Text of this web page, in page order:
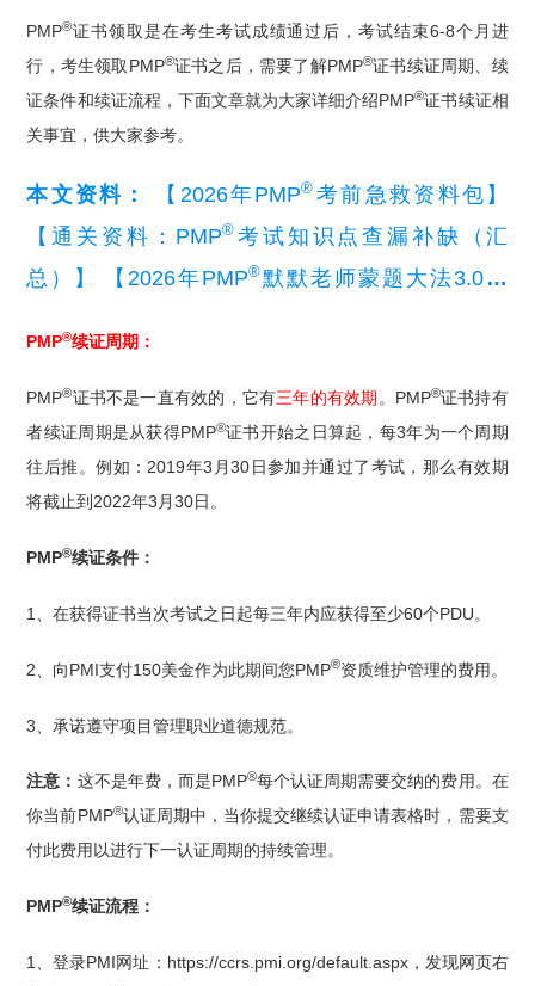
PMP®证书领取是在考生考试成绩通过后，考试结束6-8个月进
行，考生领取PMP®证书之后，需要了解PMP®证书续证周期、续
证条件和续证流程，下面文章就为大家详细介绍PMP®证书续证相
关事宜，供大家参考。
本文资料： 【2026年PMP® 考前急救资料包】
【通关资料：PMP® 考试知识点查漏补缺（汇
总）】
【2026年PMP®默默老师蒙题大法3.0】
PMP®续证周期：
PMP®证书不是一直有效的，它有三年的有效期 。PMP®证书持有
者续证周期是从获得PMP®证书开始之日算起，每3年为一个周期
往后推。例如：2019年3月30日参加并通过了考试，那么有效期
将截止到2022年3月30日。
PMP®续证条件：
1、在获得证书当次考试之日起每三年内应获得至少60个PDU。
2、向PMI支付150美金作为此期间您PMP®资质维护管理的费用。
3、承诺遵守项目管理职业道德规范。
注意： 这不是年费，而是PMP®每个认证周期需要交纳的费用。在
你当前PMP®认证周期中，当你提交继续认证申请表格时，需要支
付此费用以进行下一认证周期的持续管理。
PMP®续证流程：
1、登录PMI网址：https://ccrs.pmi.org/default.aspx，发现网页右